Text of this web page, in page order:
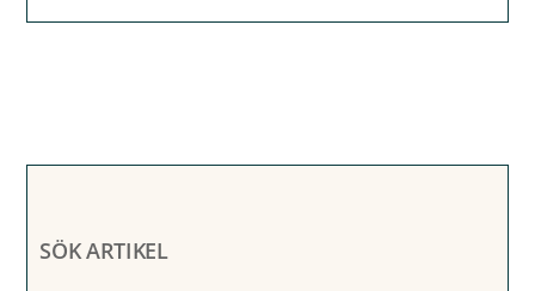
SÖK ARTIKEL